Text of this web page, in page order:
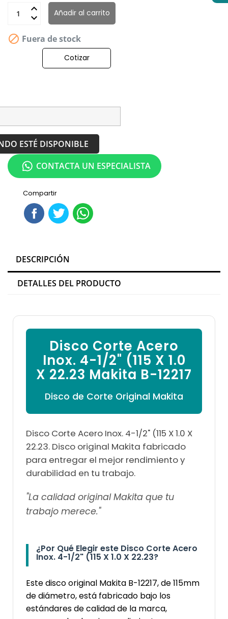
Añadir al carrito
 Fuera de stock
Cotizar
ESTÉ DISPONIBLE
Compartir
CONTACTA UN ESPECIALISTA
DESCRIPCIÓN
DETALLES DEL PRODUCTO
Disco Corte Acero
Inox. 4-1/2" (115 X 1.0
X 22.23 Makita B-12217
Disco de Corte Original Makita
Disco Corte Acero Inox. 4-1/2" (115 X 1.0 X
22.23. Disco original Makita fabricado
para entregar el mejor rendimiento y
durabilidad en tu trabajo.
"La calidad original Makita que tu
trabajo merece."
¿Por Qué Elegir este Disco Corte Acero
Inox. 4-1/2" (115 X 1.0 X 22.23?
Este disco original Makita B-12217, de 115mm
de diámetro, está fabricado bajo los
estándares de calidad de la marca,